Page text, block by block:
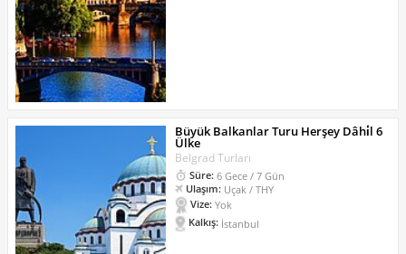
Büyük Balkanlar Turu Herşey Dâhi̇l 6
Ülke
Belgrad Turları
Süre: 6 Gece / 7 Gün
Ulaşım: Uçak / THY
Vize: Yok
Kalkış: İstanbul